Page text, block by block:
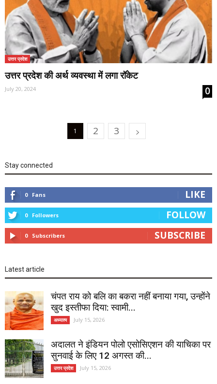
उत्तर प्रदेश
उत्तर प्रदेश की अर्थ व्यवस्था में लगा रॉकेट
July 20, 2024 0
1 2 3
Stay connected
0 Fans LIKE
0 Followers FOLLOW
0 Subscribers SUBSCRIBE
Latest article
चंपत राय को बलि का बकरा नहीं बनाया गया, उन्होंने
खुद इस्तीफा दिया: स्वामी...
अध्यात्म July 15, 2026
अदालत ने इंडियन पोलो एसोसिएशन की याचिका पर
सुनवाई के लिए 12 अगस्त की...
उत्तर प्रदेश July 15, 2026